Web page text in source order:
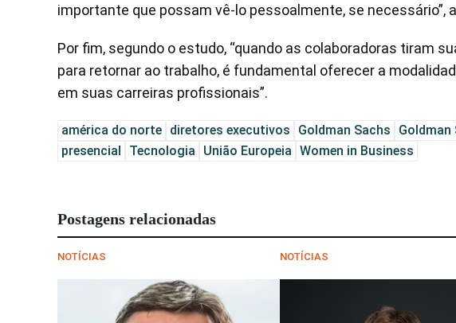
importante que possam vê-lo pessoalmente, se necessário”,
Por fim, segundo o estudo, “quando as colaboradoras tiram
para retornar ao trabalho, é fundamental oferecer a
em suas carreiras profissionais”.
américa do norte diretores executivos Goldman Sachs Goldman
presencial
Tecnologia União Europeia Women in Business
Postagens relacionadas
NOTÍCIAS NOTÍCIAS